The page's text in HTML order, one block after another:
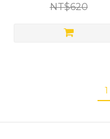
NT$620
1